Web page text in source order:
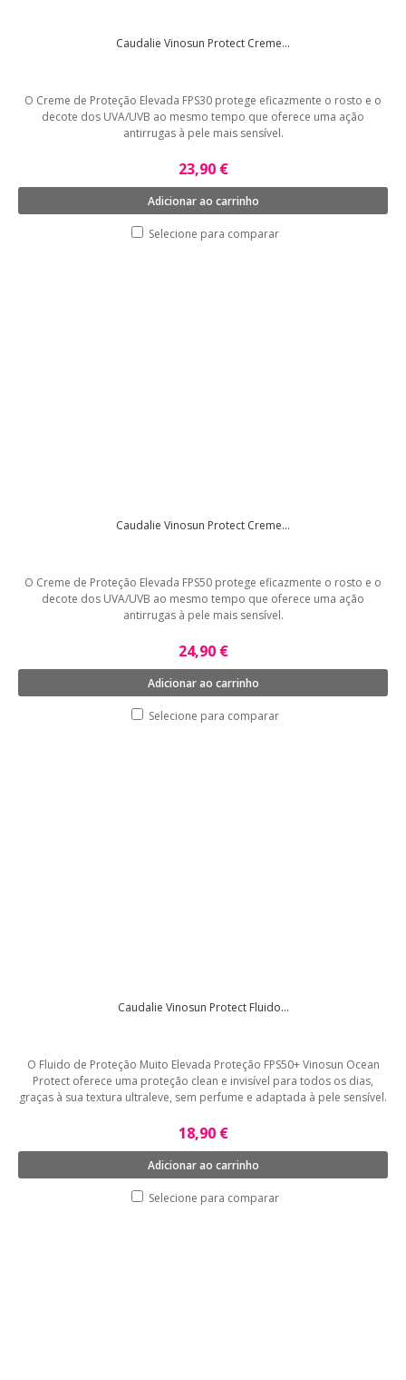
Caudalie Vinosun Protect Creme...
O Creme de Proteção Elevada FPS30 protege eficazmente o rosto e o
decote dos UVA/UVB ao mesmo tempo que oferece uma ação
antirrugas à pele mais sensível.
23,90 €
Adicionar ao carrinho
Selecione para comparar
Caudalie Vinosun Protect Creme...
O Creme de Proteção Elevada FPS50 protege eficazmente o rosto e o
decote dos UVA/UVB ao mesmo tempo que oferece uma ação
antirrugas à pele mais sensível.
24,90 €
Adicionar ao carrinho
Selecione para comparar
Caudalie Vinosun Protect Fluido...
O Fluido de Proteção Muito Elevada Proteção FPS50+ Vinosun Ocean
Protect oferece uma proteção clean e invisível para todos os dias,
graças à sua textura ultraleve, sem perfume e adaptada à pele sensível.
18,90 €
Adicionar ao carrinho
Selecione para comparar